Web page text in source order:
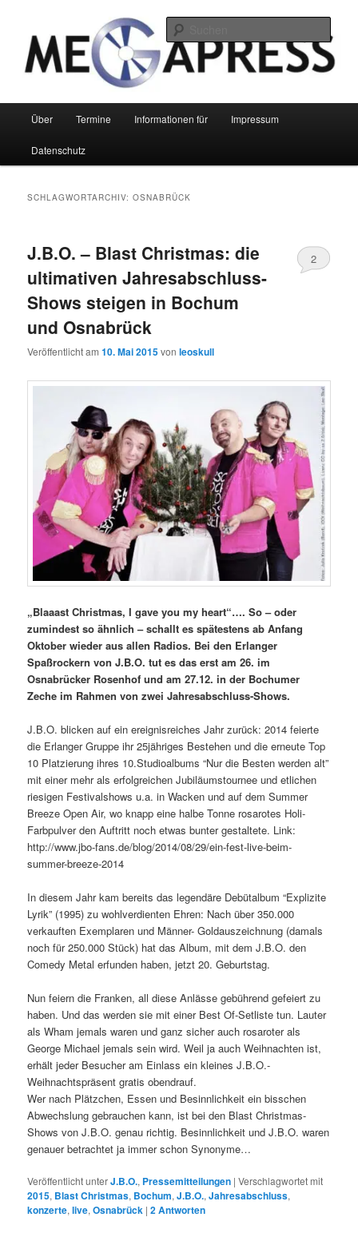
springen
springenMegapress GbR
Hauptmenü
Über Termine Informationen für Impressum
Datenschutz
SCHLAGWORTARCHIV:OSNABRÜCK
J.B.O. – Blast Christmas: die
ultimativen Jahresabschluss-
Shows steigen in Bochum
und Osnabrück
Veröffentlicht am10. Mai 2015vonleoskull
2
„Blaaast Christmas, I gave you my heart“…. So – oder
zumindest so ähnlich – schallt es spätestens ab Anfang
Oktober wieder aus allen Radios. Bei den Erlanger
Spaßrockern von J.B.O. tut es das erst am 26. im
Osnabrücker Rosenhof und am 27.12. in der Bochumer
Zeche im Rahmen von zwei Jahresabschluss-Shows.
J.B.O. blicken auf ein ereignisreiches Jahr zurück: 2014 feierte
die Erlanger Gruppe ihr 25jähriges Bestehen und die erneute Top
10 Platzierung ihres 10.Studioalbums “Nur die Besten werden alt”
mit einer mehr als erfolgreichen Jubiläumstournee und etlichen
riesigen Festivalshows u.a. in Wacken und auf dem Summer
Breeze Open Air, wo knapp eine halbe Tonne rosarotes Holi-
Farbpulver den Auftritt noch etwas bunter gestaltete. Link:
http://www.jbo-fans.de/blog/2014/08/29/ein-fest-live-beim-
summer-breeze-2014
In diesem Jahr kam bereits das legendäre Debütalbum “Explizite
Lyrik” (1995) zu wohlverdienten Ehren: Nach über 350.000
verkauften Exemplaren und Männer- Goldauszeichnung (damals
noch für 250.000 Stück) hat das Album, mit dem J.B.O. den
Comedy Metal erfunden haben, jetzt 20. Geburtstag.
Nun feiern die Franken, all diese Anlässe gebührend gefeiert zu
haben. Und das werden sie mit einer Best Of-Setliste tun. Lauter
als Wham jemals waren und ganz sicher auch rosaroter als
George Michael jemals sein wird. Weil ja auch Weihnachten ist,
erhält jeder Besucher am Einlass ein kleines J.B.O.-
Weihnachtspräsent gratis obendrauf.
Wer nach Plätzchen, Essen und Besinnlichkeit ein bisschen
Abwechslung gebrauchen kann, ist bei den Blast Christmas-
Shows von J.B.O. genau richtig. Besinnlichkeit und J.B.O. waren
genauer betrachtet ja immer schon Synonyme…
Veröffentlicht unterJ.B.O., Pressemitteilungen |Verschlagwortet mit
2015, Blast Christmas, Bochum,J.B.O.,Jahresabschluss,
konzerte,live,Osnabrück |2Antworten